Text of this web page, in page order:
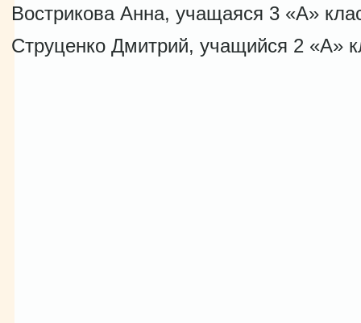
Вострикова Анна, учащаяся 3 «А»
Струценко Дмитрий, учащийся 2 «А»